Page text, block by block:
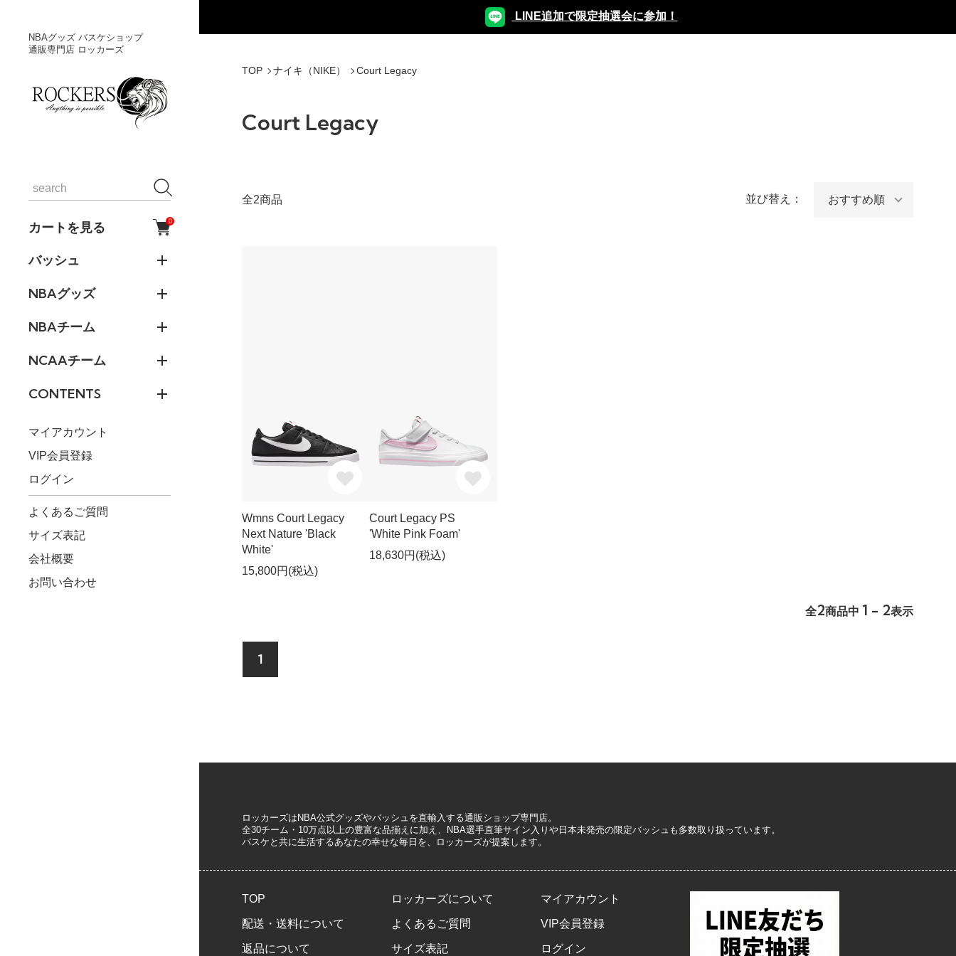
NBAグッズ バスケショップ
通販専門店 ロッカーズ
カートを見る 0
バッシュ
NBAグッズ
NBAチーム
NCAAチーム
CONTENTS
マイアカウント
VIP会員登録
ログイン
よくあるご質問
サイズ表記
会社概要
お問い合わせ
LINE追加で限定抽選会に参加！
TOP ナイキ（NIKE） Court Legacy
Court Legacy
全2商品 並び替え：
Wmns Court Legacy
Next Nature 'Black
White'
15,800円(税込)
Court Legacy PS
'White Pink Foam'
18,630円(税込)
全2商品中 1 - 2表示
1
ロッカーズはNBA公式グッズやバッシュを直輸入する通販ショップ専門店。
全30チーム・10万点以上の豊富な品揃えに加え、NBA選手直筆サイン入りや日本未発売の限定バッシュも多数取り扱っています。
バスケと共に生活するあなたの幸せな毎日を、ロッカーズが提案します。
TOP
配送・送料について
返品について
ロッカーズについて
よくあるご質問
サイズ表記
マイアカウント
VIP会員登録
ログイン